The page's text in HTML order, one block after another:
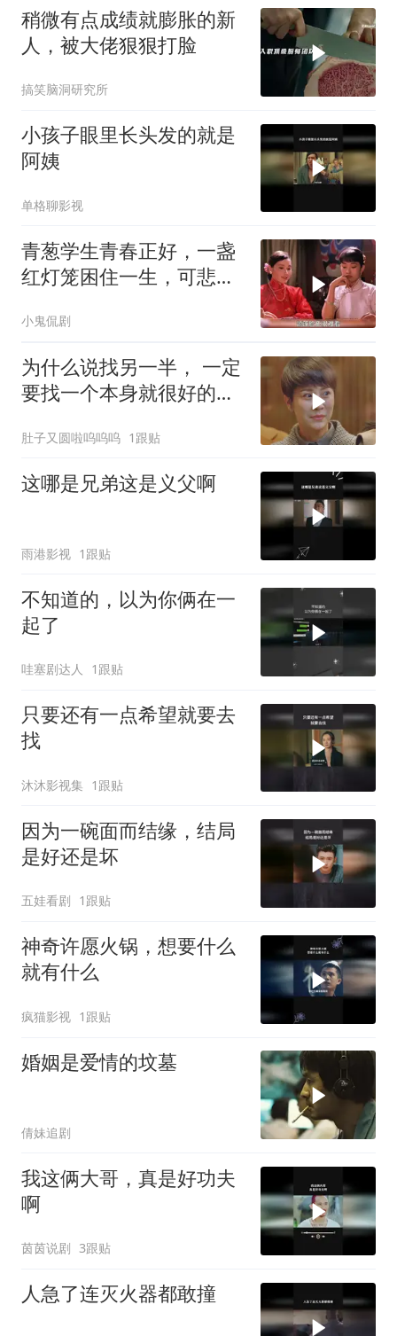
稍微有点成绩就膨胀的新
人，被大佬狠狠打脸
搞笑脑洞研究所
小孩子眼里长头发的就是
阿姨
单格聊影视
青葱学生青春正好，一盏
红灯笼困住一生，可悲疯
小鬼侃剧
为什么说找另一半， 一定
要找一个本身就很好的
人？
肚子又圆啦呜呜呜 1跟贴
这哪是兄弟这是义父啊
雨港影视 1跟贴
不知道的，以为你俩在一
起了
哇塞剧达人 1跟贴
只要还有一点希望就要去
找
沐沐影视集 1跟贴
因为一碗面而结缘，结局
是好还是坏
五娃看剧 1跟贴
神奇许愿火锅，想要什么
就有什么
疯猫影视 1跟贴
婚姻是爱情的坟墓
倩妹追剧
我这俩大哥，真是好功夫
啊
茵茵说剧 3跟贴
人急了连灭火器都敢撞